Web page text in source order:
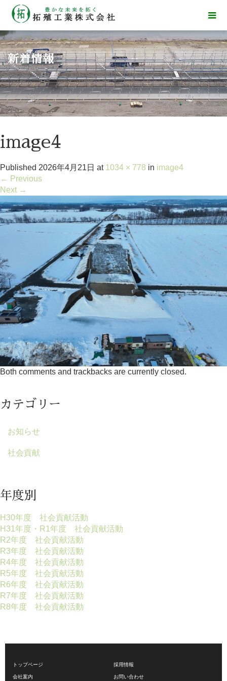
新着情報
image4
Published 2026年4月21日 at 1034 × 778 in image4
← Previous
Next →
Both comments and trackbacks are currently closed.
カテゴリー
お知らせ
社会貢献
年度別
H30年度 社会貢献活動
H31年度・R1年度 社会貢献活動
R2年度 社会貢献活動
R3年度 社会貢献活動
R4年度 社会貢献活動
R5年度 社会貢献活動
R6年度 社会貢献活動
R7年度 社会貢献活動
R8年度 社会貢献活動
トップページ
会社案内
採用情報
お問い合わせ